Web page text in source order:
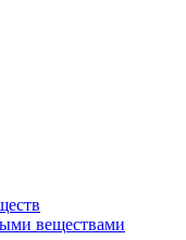
веществами